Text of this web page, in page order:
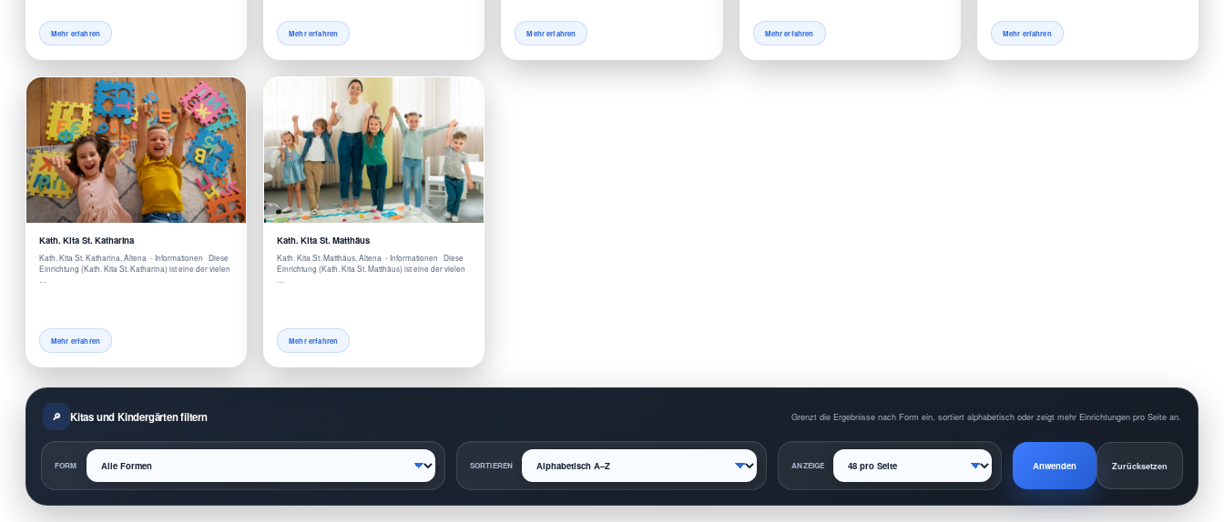
Mehr erfahren Mehr erfahren Mehr erfahren Mehr erfahren Mehr erfahren
Kath. Kita St. Katharina
Kath. Kita St. Katharina, Altena - Informationen Diese
Einrichtung (Kath. Kita St. Katharina) ist eine der vielen
Mehr erfahren
Kath. Kita St. Matthäus
Kath. Kita St. Matthäus, Altena - Informationen Diese
Einrichtung (Kath. Kita St. Matthäus) ist eine der vielen
Mehr erfahren
Kitas und Kindergärten filtern Grenzt die Ergebnisse nach Form ein, sortiert alphabetisch oder zeigt mehr Einrichtungen pro Seite an.
FORM SORTIEREN ANZEIGE Anwenden Zurücksetzen